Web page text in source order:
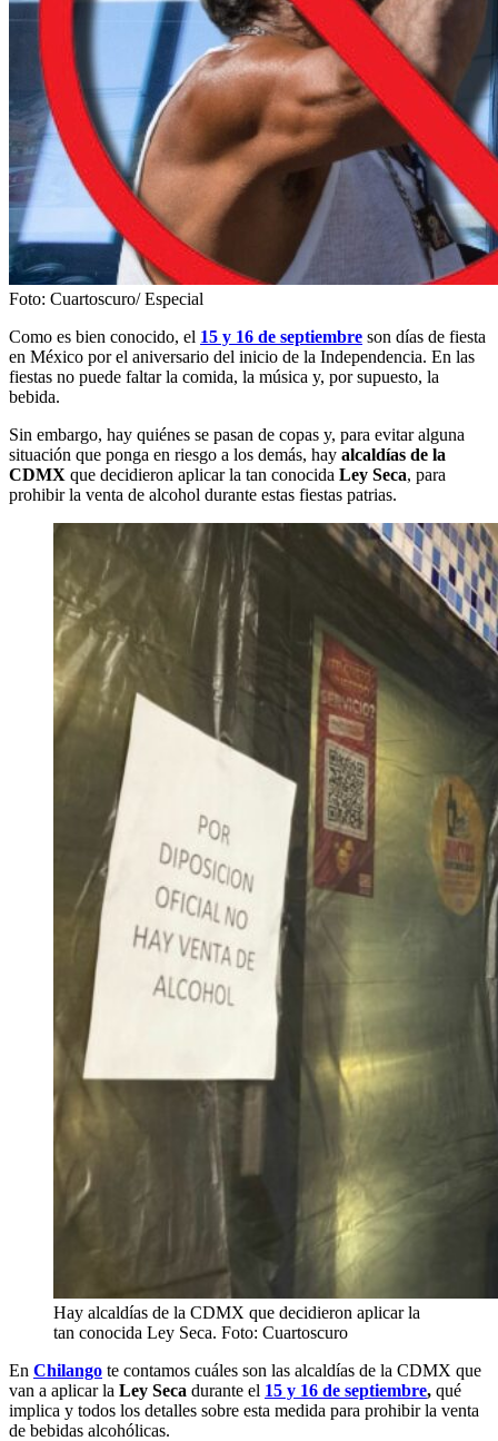
Foto: Cuartoscuro/ Especial
Como es bien conocido, el 15 y 16 de septiembre son días de fiesta
en México por el aniversario del inicio de la Independencia. En las
fiestas no puede faltar la comida, la música y, por supuesto, la
bebida.
Sin embargo, hay quiénes se pasan de copas y, para evitar alguna
situación que ponga en riesgo a los demás, hay alcaldías de la
CDMX que decidieron aplicar la tan conocida Ley Seca, para
prohibir la venta de alcohol durante estas fiestas patrias.
Hay alcaldías de la CDMX que decidieron aplicar la
tan conocida Ley Seca. Foto: Cuartoscuro
En Chilango te contamos cuáles son las alcaldías de la CDMX que
van a aplicar la Ley Seca durante el 15 y 16 de septiembre, qué
implica y todos los detalles sobre esta medida para prohibir la venta
de bebidas alcohólicas.